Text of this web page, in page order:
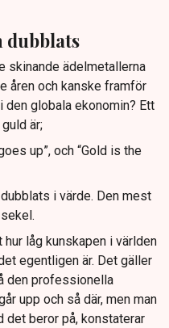
dubblats
skinande ädelmetallerna
åren och kanske framför
globala ekonomin? Ett
är;
up”, och “Gold is the
i värde. Den mest
låg kunskapen i världen
egentligen är. Det gäller
den professionella
upp och så där, men man
det beror på, konstaterar